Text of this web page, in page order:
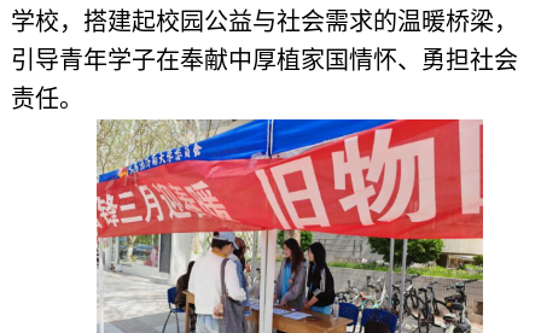
学校，搭建起校园公益与社会需求的温暖桥梁，
引导青年学子在奉献中厚植家国情怀、勇担社会
责任。